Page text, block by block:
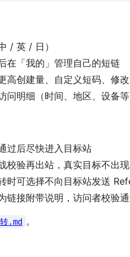
/ 英 / 日）
在「我的」管理自己的短链
高创建量、自定义短码、修
问明细（时间、地区、设备等
过后尽快进入目标站
校验再出站，真实目标不出
时可选择不向目标站发送
链接附带说明，访问者校验
.md 。